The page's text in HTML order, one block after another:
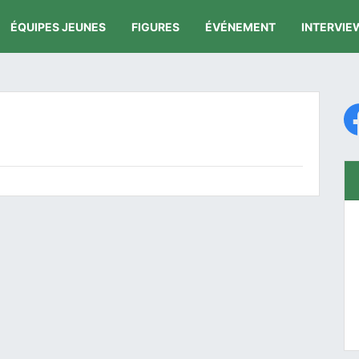
ÉQUIPES JEUNES FIGURES ÉVÉNEMENT